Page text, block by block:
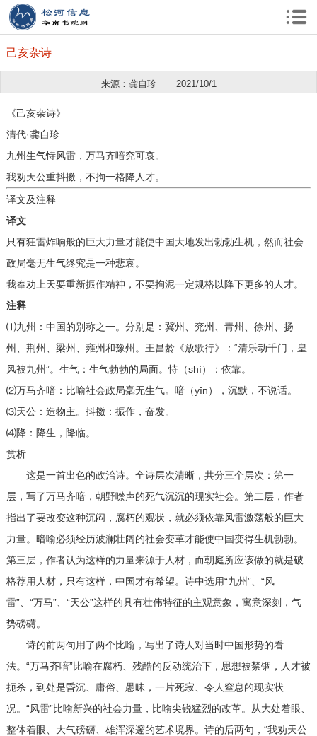
己亥杂诗
来源：龚自珍 2021/10/1
《己亥杂诗》
清代·龚自珍
九州生气恃风雷，万马齐喑究可哀。
我劝天公重抖擞，不拘一格降人才。
译文及注释
译文
只有狂雷炸响般的巨大力量才能使中国大地发出勃勃生机，然而社会
政局毫无生气终究是一种悲哀。
我奉劝上天要重新振作精神，不要拘泥一定规格以降下更多的人才。
注释
⑴九州：中国的别称之一。分别是：冀州、兖州、青州、徐州、扬
州、荆州、梁州、雍州和豫州。王昌龄《放歌行》：“清乐动千门，皇
风被九州”。生气：生气勃勃的局面。恃（shì）：依靠。
⑵万马齐喑：比喻社会政局毫无生气。喑（yīn），沉默，不说话。
⑶天公：造物主。抖擞：振作，奋发。
⑷降：降生，降临。
赏析
这是一首出色的政治诗。全诗层次清晰，共分三个层次：第一
层，写了万马齐喑，朝野噤声的死气沉沉的现实社会。第二层，作者
指出了要改变这种沉闷，腐朽的观状，就必须依靠风雷激荡般的巨大
力量。暗喻必须经历波澜壮阔的社会变革才能使中国变得生机勃勃。
第三层，作者认为这样的力量来源于人材，而朝庭所应该做的就是破
格荐用人材，只有这样，中国才有希望。诗中选用“九州”、“风
雷”、“万马”、“天公”这样的具有壮伟特征的主观意象，寓意深刻，气
势磅礴。
诗的前两句用了两个比喻，写出了诗人对当时中国形势的看
法。“万马齐喑”比喻在腐朽、残酷的反动统治下，思想被禁锢，人才被
扼杀，到处是昏沉、庸俗、愚昧，一片死寂、令人窒息的现实状
况。“风雷”比喻新兴的社会力量，比喻尖锐猛烈的改革。从大处着眼、
整体着眼、大气磅礴、雄浑深邃的艺术境界。诗的后两句，“我劝天公